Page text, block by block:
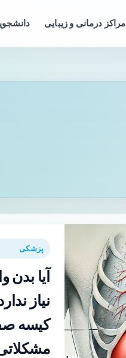
مراکز درمانی و زیبایی
پزشکی
آیا بدن
نیاز
کیسه